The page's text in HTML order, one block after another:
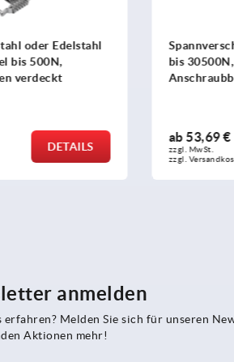
oder Edelstahl
bis 500N,
verdeckt
DETAILS
bis
ab 53,69 €
zzgl. MwSt.
zzgl.
anmelden
Melden Sie sich für unseren
Aktionen mehr!